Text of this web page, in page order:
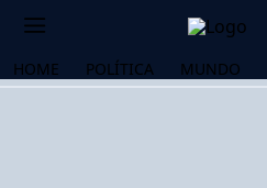
HOME POLÍTICA MUNDO